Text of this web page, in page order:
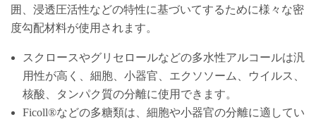
囲、浸透圧活性などの特性に基づいてするために様々な密
度勾配材料が使用されます。
スクロースやグリセロールなどの多水性アルコールは汎
用性が高く、細胞、小器官、エクソソーム、ウイルス、
核酸、タンパク質の分離に使用できます。
Ficoll®などの多糖類は、細胞や小器官の分離に適してい